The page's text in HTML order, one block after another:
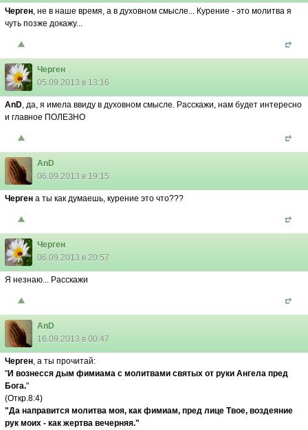
Черген, не в наше время, а в духовном смысле... Курение - это молитва я
чуть позже докажу...
Черген
05.09.2013 в 13:16
AnD, да, я имела ввиду в духовном смысле. Расскажи, нам будет интересно
и главное ПОЛЕЗНО
AnD
06.09.2013 в 19:15
Черген а ты как думаешь, курение это что???
Черген
06.09.2013 в 20:57
Я незнаю... Расскажи
AnD
16.09.2013 в 00:47
Черген, а ты прочитай:
"И вознесся дым фимиама с молитвами святых от руки Ангела пред
Бога."
(Откр.8:4)
"Да направится молитва моя, как фимиам, пред лице Твое, воздеяние
рук моих - как жертва вечерняя."